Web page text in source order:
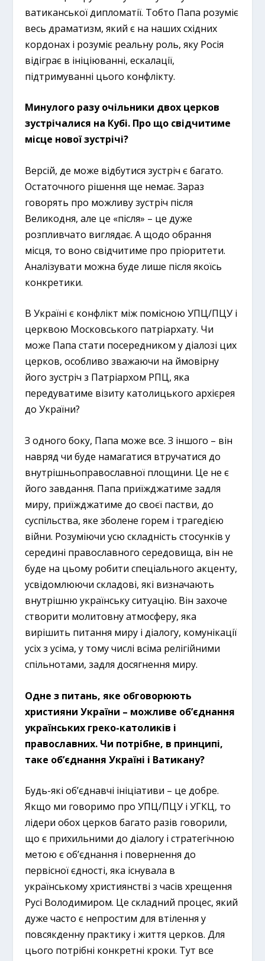
ватиканської дипломатії. Тобто Папа розуміє
весь драматизм, який є на наших східних
кордонах і розуміє реальну роль, яку Росія
відіграє в ініціюванні, ескалації,
підтримуванні цього конфлікту.
Минулого разу очільники двох церков
зустрічалися на Кубі. Про що свідчитиме
місце нової зустрічі?
Версій, де може відбутися зустріч є багато.
Остаточного рішення ще немає. Зараз
говорять про можливу зустріч після
Великодня, але це «після» – це дуже
розпливчато виглядає. А щодо обрання
місця, то воно свідчитиме про пріоритети.
Аналізувати можна буде лише після якоїсь
конкретики.
В Україні є конфлікт між помісною УПЦ/ПЦУ і
церквою Московського патріархату. Чи
може Папа стати посередником у діалозі цих
церков, особливо зважаючи на ймовірну
його зустріч з Патріархом РПЦ, яка
передуватиме візиту католицького архієрея
до України?
З одного боку, Папа може все. З іншого – він
навряд чи буде намагатися втручатися до
внутрішньоправославної площини. Це не є
його завдання. Папа приїжджатиме задля
миру, приїжджатиме до своєї пастви, до
суспільства, яке зболене горем і трагедією
війни. Розуміючи усю складність стосунків у
середині православного середовища, він не
буде на цьому робити спеціального акценту,
усвідомлюючи складові, які визначають
внутрішню українську ситуацію. Він захоче
створити молитовну атмосферу, яка
вирішить питання миру і діалогу, комунікації
усіх з усіма, у тому числі всіма релігійними
спільнотами, задля досягнення миру.
Одне з питань, яке обговорюють
християни України – можливе об’єднання
українських греко-католиків і
православних. Чи потрібне, в принципі,
таке об’єднання Україні і Ватикану?
Будь-які об’єднавчі ініціативи – це добре.
Якщо ми говоримо про УПЦ/ПЦУ і УГКЦ, то
лідери обох церков багато разів говорили,
що є прихильними до діалогу і стратегічною
метою є об’єднання і повернення до
первісної єдності, яка існувала в
українському християнстві з часів хрещення
Русі Володимиром. Це складний процес, який
дуже часто є непростим для втілення у
повсякденну практику і життя церков. Для
цього потрібні конкретні кроки. Тут все